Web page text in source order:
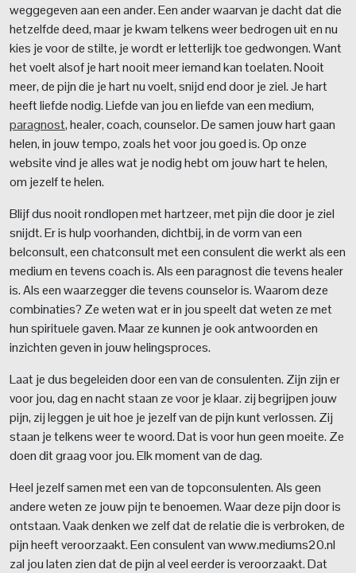
weggegeven aan een ander. Een ander waarvan je dacht dat die
hetzelfde deed, maar je kwam telkens weer bedrogen uit en nu
kies je voor de stilte, je wordt er letterlijk toe gedwongen. Want
het voelt alsof je hart nooit meer iemand kan toelaten. Nooit
meer, de pijn die je hart nu voelt, snijd end door je ziel. Je hart
heeft liefde nodig. Liefde van jou en liefde van een medium,
paragnost, healer, coach, counselor. De samen jouw hart gaan
helen, in jouw tempo, zoals het voor jou goed is. Op onze
website vind je alles wat je nodig hebt om jouw hart te helen,
om jezelf te helen.
Blijf dus nooit rondlopen met hartzeer, met pijn die door je ziel
snijdt. Er is hulp voorhanden, dichtbij, in de vorm van een
belconsult, een chatconsult met een consulent die werkt als een
medium en tevens coach is. Als een paragnost die tevens healer
is. Als een waarzegger die tevens counselor is. Waarom deze
combinaties? Ze weten wat er in jou speelt dat weten ze met
hun spirituele gaven. Maar ze kunnen je ook antwoorden en
inzichten geven in jouw helingsproces.
Laat je dus begeleiden door een van de consulenten. Zijn zijn er
voor jou, dag en nacht staan ze voor je klaar. zij begrijpen jouw
pijn, zij leggen je uit hoe je jezelf van de pijn kunt verlossen. Zij
staan je telkens weer te woord. Dat is voor hun geen moeite. Ze
doen dit graag voor jou. Elk moment van de dag.
Heel jezelf samen met een van de topconsulenten. Als geen
andere weten ze jouw pijn te benoemen. Waar deze pijn door is
ontstaan. Vaak denken we zelf dat de relatie die is verbroken, de
pijn heeft veroorzaakt. Een consulent van www.mediums20.nl
zal jou laten zien dat de pijn al veel eerder is veroorzaakt. Dat